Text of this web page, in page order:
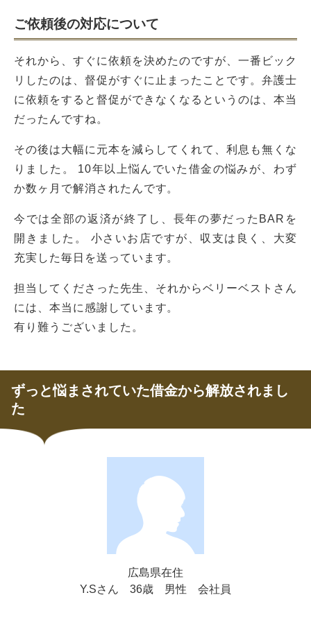
ご依頼後の対応について
それから、すぐに依頼を決めたのですが、一番ビック
リしたのは、督促がすぐに止まったことです。弁護士
に依頼をすると督促ができなくなるというのは、本当
だったんですね。
その後は大幅に元本を減らしてくれて、利息も無くな
りました。 10年以上悩んでいた借金の悩みが、わず
か数ヶ月で解消されたんです。
今では全部の返済が終了し、長年の夢だったBARを
開きました。 小さいお店ですが、収支は良く、大変
充実した毎日を送っています。
担当してくださった先生、それからベリーベストさん
には、本当に感謝しています。
有り難うございました。
ずっと悩まされていた借金から解放されまし
た
広島県在住
Y.Sさん
36歳 男性 会社員